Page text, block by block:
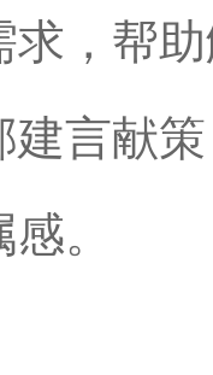
求，帮
建言献
。